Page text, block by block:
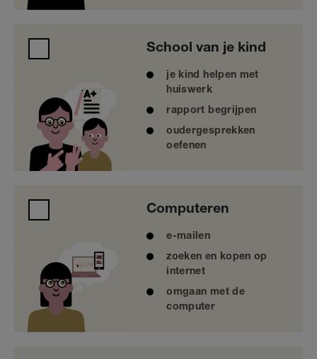
School van je kind
je kind helpen met
huiswerk
rapport begrijpen
oudergesprekken
oefenen
Computeren
e-mailen
zoeken en kopen op
internet
omgaan met de
computer